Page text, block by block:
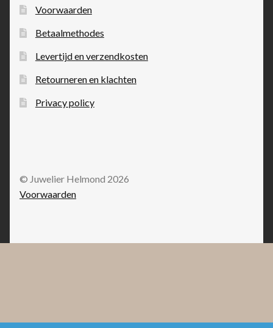
Voorwaarden
Betaalmethodes
Levertijd en verzendkosten
Retourneren en klachten
Privacy policy
© Juwelier Helmond 2026
Voorwaarden